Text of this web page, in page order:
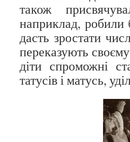
також
наприклад,
дасть зростати
переказують
діти спроможні
татусів і матусь,